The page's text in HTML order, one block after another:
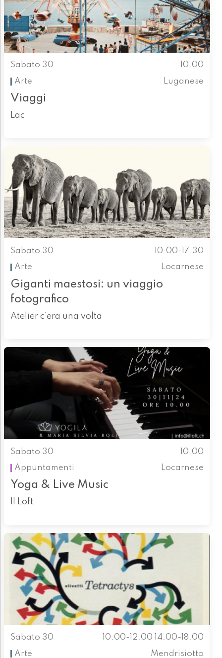
Sabato 30
10.00
Arte
Luganese
Viaggi
Lac
Sabato 30
10.00-17.30
Arte
Locarnese
Giganti maestosi: un viaggio
fotografico
Atelier c'era una volta
Sabato 30
10.00
Appuntamenti
Locarnese
Yoga & Live Music
Il Loft
Sabato 30
10.00-12.00 14.00-18.00
Arte
Mendrisiotto